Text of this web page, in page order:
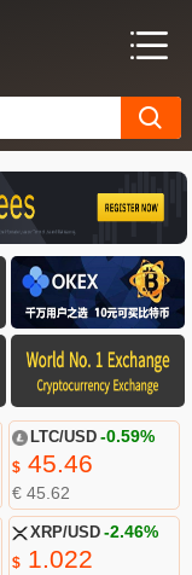
LTC/USD -0.59%
$45.46
€ 45.62
XRP/USD -2.46%
$1.022